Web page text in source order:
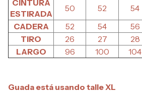
CINTURA
ESTIRADA
50 52 54
CADERA
52 54 56
TIRO
26 27 28
LARGO
96 100 104
Guada está usando talle XL